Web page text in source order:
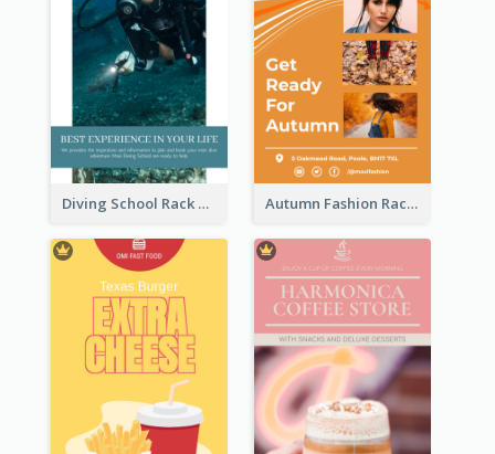
Diving School Rack Card Autumn Fashion Rack Card